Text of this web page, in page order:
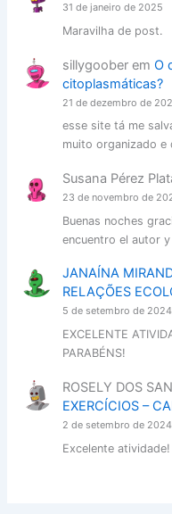
31 de janeiro de 2025
Maravilha de post.
sillygooberem O
citoplasmáticas?
21 de dezembro de
esse site tá me
muito organizado e
Susana Pérez
23 de novembro de
Buenas noches
encuentro el autor
JANAÍNA
RELAÇÕES
5 de setembro de 2024
EXCELENTE
PARABÉNS!
ROSELY DOS
EXERCÍCIOS –
2 de setembro de 2024
Excelente